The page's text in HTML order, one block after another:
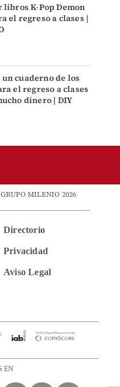
libros K-Pop Demon
el regreso a clases |
un cuaderno de los
el regreso a clases
dinero | DIY
MILENIO 2026
Directorio
Privacidad
Aviso Legal
EN